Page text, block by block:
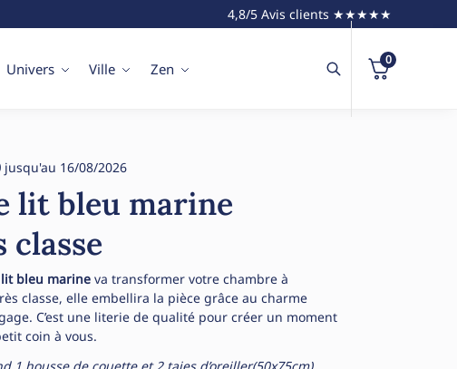
4,8/5 Avis clients ★★★★★
Univers Ville Zen
0
jusqu'au 16/08/2026
lit bleu marine
classe
bleu marineva transformer votre chambre à
classe, elle embellira la pièce grâce au charme
C’est une literie de qualité pour créer un moment
coin à vous.
1 housse de couette et 2 taies d’oreiller(50x75cm).